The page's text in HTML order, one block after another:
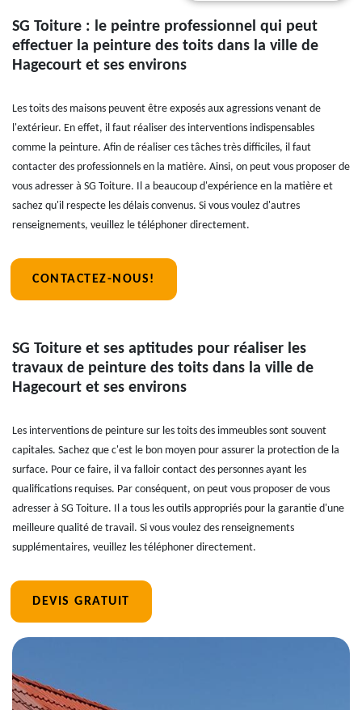
SG Toiture : le peintre professionnel qui peut
effectuer la peinture des toits dans la ville de
Hagecourt et ses environs
Les toits des maisons peuvent être exposés aux agressions venant de
l'extérieur. En effet, il faut réaliser des interventions indispensables
comme la peinture. Afin de réaliser ces tâches très difficiles, il faut
contacter des professionnels en la matière. Ainsi, on peut vous proposer de
vous adresser à SG Toiture. Il a beaucoup d'expérience en la matière et
sachez qu'il respecte les délais convenus. Si vous voulez d'autres
renseignements, veuillez le téléphoner directement.
CONTACTEZ-NOUS!
SG Toiture et ses aptitudes pour réaliser les
travaux de peinture des toits dans la ville de
Hagecourt et ses environs
Les interventions de peinture sur les toits des immeubles sont souvent
capitales. Sachez que c'est le bon moyen pour assurer la protection de la
surface. Pour ce faire, il va falloir contact des personnes ayant les
qualifications requises. Par conséquent, on peut vous proposer de vous
adresser à SG Toiture. Il a tous les outils appropriés pour la garantie d'une
meilleure qualité de travail. Si vous voulez des renseignements
supplémentaires, veuillez les téléphoner directement.
DEVIS GRATUIT